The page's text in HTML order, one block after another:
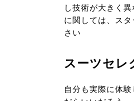
し技術が大きく
に関しては、ス
さい
スーツセレ
自分も実際に体